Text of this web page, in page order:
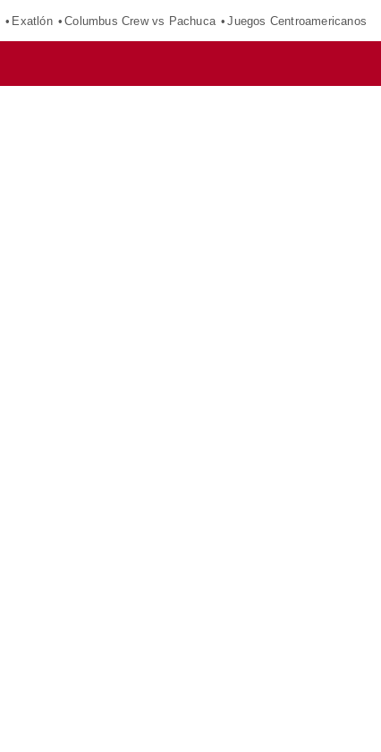
Exatlón Columbus Crew vs Pachuca Juegos Centroamericanos